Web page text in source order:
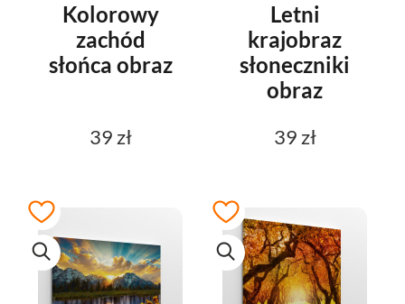
Kolorowy
zachód
słońca obraz
39 zł
Letni
krajobraz
słoneczniki
obraz
39 zł